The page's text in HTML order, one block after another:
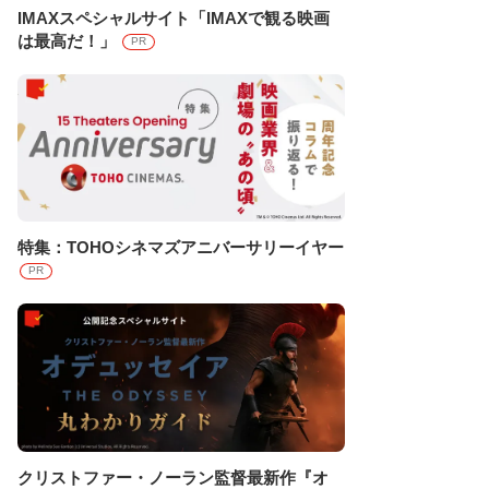
IMAXスペシャルサイト「IMAXで観る映画
は最高だ！」
PR
特集：TOHOシネマズアニバーサリーイヤー
PR
クリストファー・ノーラン監督最新作『オ